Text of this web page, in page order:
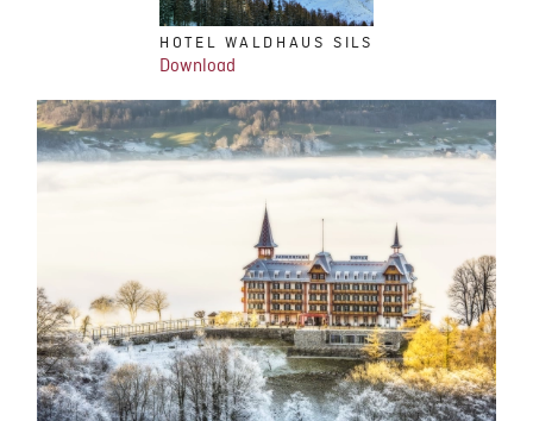
HOTEL WALDHAUS SILS
Download